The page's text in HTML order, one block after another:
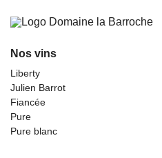
Nos vins
Liberty
Julien Barrot
Fiancée
Pure
Pure blanc